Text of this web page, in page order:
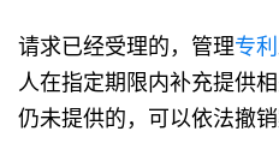
请求已经受理的，管理专利
人在指定期限内补充提供
仍未提供的，可以依法撤销